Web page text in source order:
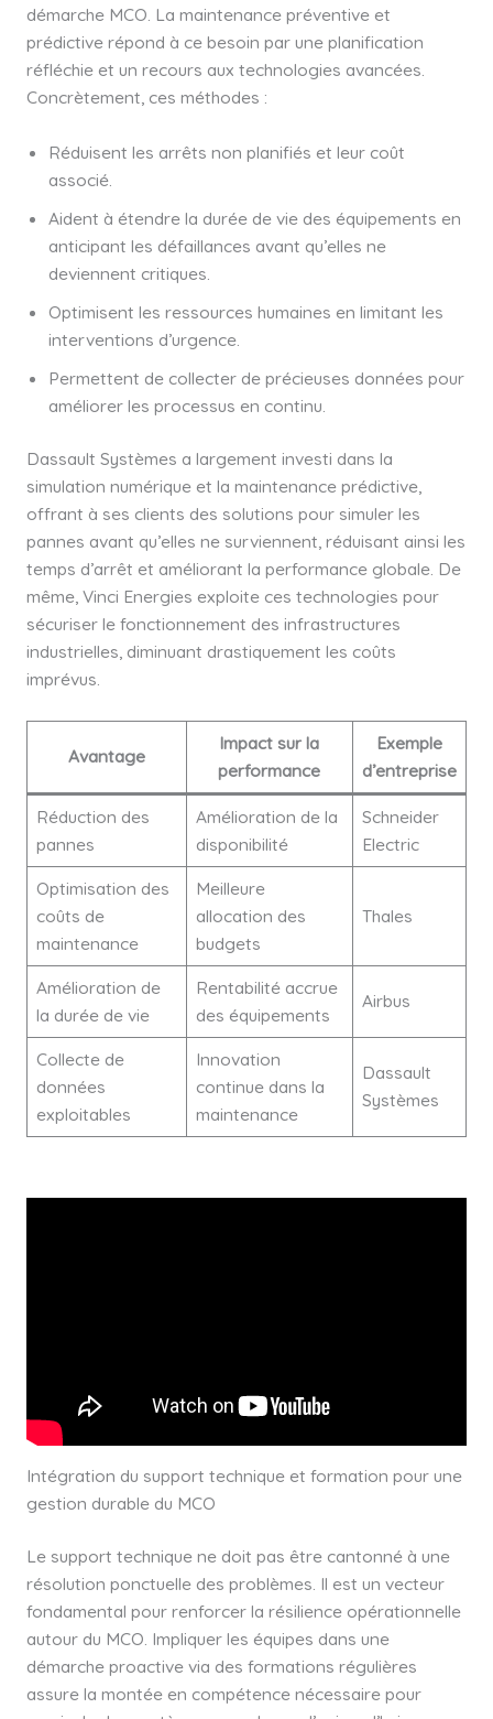
démarche MCO. La maintenance préventive et
prédictive répond à ce besoin par une planification
réfléchie et un recours aux technologies avancées.
Concrètement, ces méthodes :
Réduisent les arrêts non planifiés et leur coût
associé.
Aident à étendre la durée de vie des équipements en
anticipant les défaillances avant qu’elles ne
deviennent critiques.
Optimisent les ressources humaines en limitant les
interventions d’urgence.
Permettent de collecter de précieuses données pour
améliorer les processus en continu.
Dassault Systèmes a largement investi dans la
simulation numérique et la maintenance prédictive,
offrant à ses clients des solutions pour simuler les
pannes avant qu’elles ne surviennent, réduisant ainsi les
temps d’arrêt et améliorant la performance globale. De
même, Vinci Energies exploite ces technologies pour
sécuriser le fonctionnement des infrastructures
industrielles, diminuant drastiquement les coûts
imprévus.
Avantage
Impact sur la
performance
Exemple
d’entreprise
Réduction des
pannes
Amélioration de la
disponibilité
Schneider
Electric
Optimisation des
coûts de
maintenance
Meilleure
allocation des
budgets
Thales
Amélioration de
la durée de vie
Rentabilité accrue
des équipements
Airbus
Collecte de
données
exploitables
Innovation
continue dans la
maintenance
Dassault
Systèmes
Intégration du support technique et formation pour une
gestion durable du MCO
Le support technique ne doit pas être cantonné à une
résolution ponctuelle des problèmes. Il est un vecteur
fondamental pour renforcer la résilience opérationnelle
autour du MCO. Impliquer les équipes dans une
démarche proactive via des formations régulières
assure la montée en compétence nécessaire pour